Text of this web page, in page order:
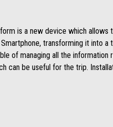
is a new device which allows
transforming it into a
of managing all the information
can be useful for the trip.